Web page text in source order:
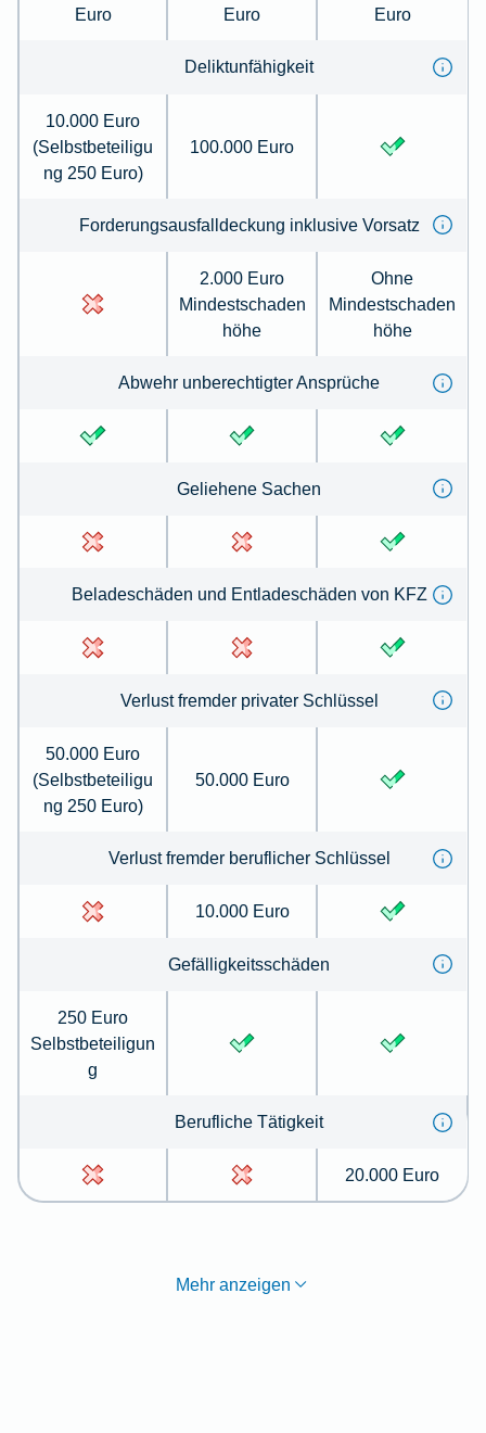
Euro
Euro
Euro
Deliktunfähigkeit
10.000 Euro
(Selbstbeteiligu
ng 250 Euro)
100.000 Euro
Forderungsausfalldeckung inklusive Vorsatz
2.000 Euro
Mindestschaden
höhe
Ohne
Mindestschaden
höhe
Abwehr unberechtigter Ansprüche
Geliehene Sachen
Beladeschäden und Entladeschäden von KFZ
Verlust fremder privater Schlüssel
50.000 Euro
(Selbstbeteiligu
ng 250 Euro)
50.000 Euro
Verlust fremder beruflicher Schlüssel
10.000 Euro
Gefälligkeitsschäden
250 Euro
Selbstbeteiligun
g
Berufliche Tätigkeit
20.000 Euro
Mehr anzeigen